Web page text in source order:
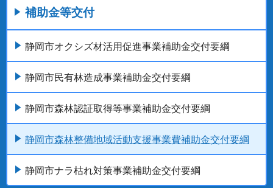
補助金等交付
静岡市オクシズ材活用促進事業補助金交付要綱
静岡市民有林造成事業補助金交付要綱
静岡市森林認証取得等事業補助金交付要綱
静岡市森林整備地域活動支援事業費補助金交付要綱
静岡市ナラ枯れ対策事業補助金交付要綱